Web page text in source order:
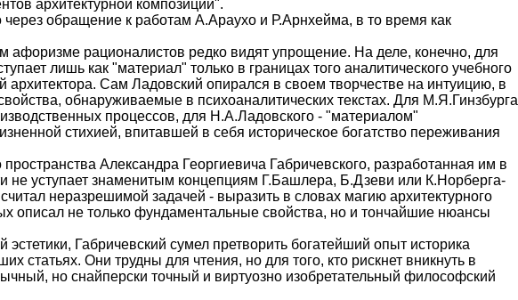
архитектурной композиции".
обращение к работам А.Араухо и Р.Арнхейма, в то время как
афоризме рационалистов редко видят упрощение. На деле, конечно, для
лишь как "материал" только в границах того аналитического учебного
Сам Ладовский опирался в своем творчестве на интуицию, в
обнаруживаемые в психоаналитических текстах. Для М.Я.Гинзбурга
процессов, для Н.А.Ладовского - "материалом"
стихией, впитавшей в себя историческое богатство переживания
Александра Георгиевича Габричевского, разработанная им в
не уступает знаменитым концепциям Г.Башлера, Б.Дзеви или К.Норберга-
неразрешимой задачей - выразить в словах магию архитектурного
описал не только фундаментальные свойства, но и тончайшие нюансы
Габричевский сумел претворить богатейший опыт историка
статьях. Они трудны для чтения, но для того, кто рискнет вникнуть в
но снайперски точный и виртуозно изобретательный философский